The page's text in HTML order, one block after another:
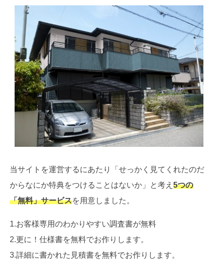
当サイトを運営するにあたり「せっかく見てくれたのだ
からなにか特典をつけることはないか」と考え 5つの
「無料」サービスを用意しました。
1.お客様専用のわかりやすい調査書が無料
2.更に！仕様書を無料でお作りします。
3.詳細に書かれた見積書を無料でお作りします。